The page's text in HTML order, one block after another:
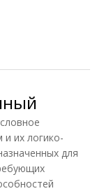
и их логико-
для